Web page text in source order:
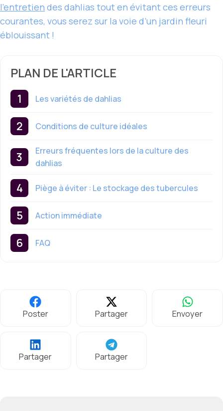
l’entretien des dahlias tout en évitant ces erreurs
courantes, vous serez sur la voie d’un jardin fleuri
éblouissant !
PLAN DE L'ARTICLE
Les variétés de dahlias
Conditions de culture idéales
Erreurs fréquentes lors de la culture des
dahlias
Piège à éviter : Le stockage des tubercules
Action immédiate
FAQ
Poster Partager Envoyer
Partager Partager